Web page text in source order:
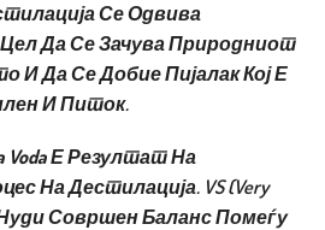
Се Одвива
Да Се Зачува Природниот
И Да Се Добие Пијалак Кој Е
И Питок.
VodaЕ Резултат На
На Дестилација. VS (Very
Нуди Совршен Баланс Помеѓу